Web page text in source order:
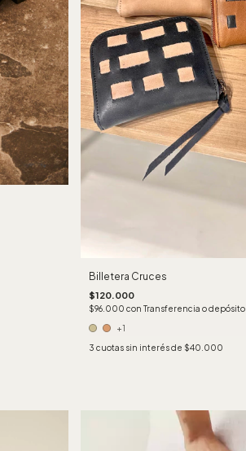
Billetera Cruces
$120.000
$96.000 con Transferencia o depósito
+1
3 cuotas sin interés de $40.000